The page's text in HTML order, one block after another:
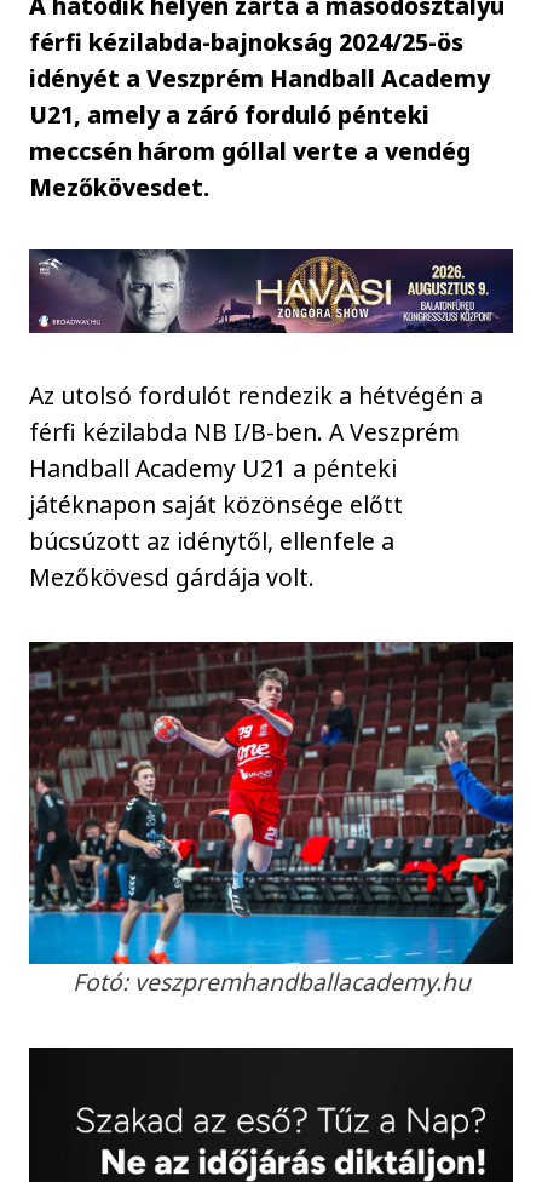
férfi kézilabda-bajnokság 2024/25-ös
idényét a Veszprém Handball Academy
U21, amely a záró forduló pénteki
meccsén három góllal verte a vendég
Mezőkövesdet.
Az utolsó fordulót rendezik a hétvégén a
férfi kézilabda NB I/B-ben. A Veszprém
Handball Academy U21 a pénteki
játéknapon saját közönsége előtt
búcsúzott az idénytől, ellenfele a
Mezőkövesd gárdája volt.
Fotó: veszpremhandballacademy.hu